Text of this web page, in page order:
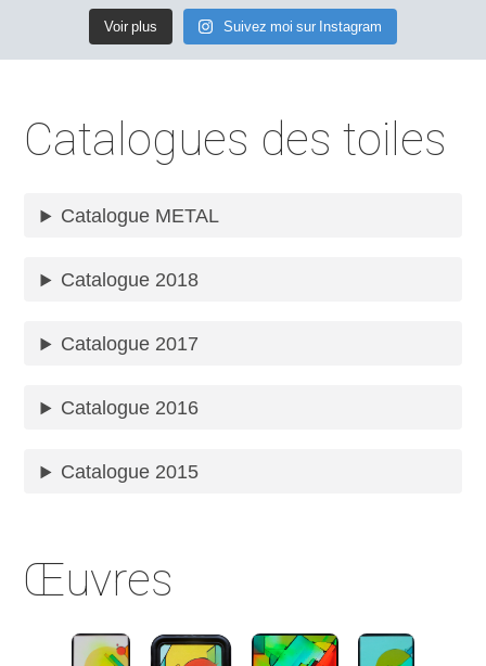
Voir plus Suivez moi sur Instagram
Catalogues des toiles
Catalogue METAL
Catalogue 2018
Catalogue 2017
Catalogue 2016
Catalogue 2015
Œuvres